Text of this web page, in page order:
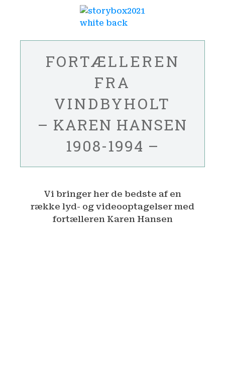
FORTÆLLEREN
FRA
VINDBYHOLT
– KAREN HANSEN
1908-1994 –
Vi bringer her de bedste af en
række lyd- og videooptagelser med
fortælleren Karen Hansen